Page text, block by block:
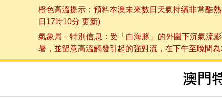
橙色高溫提示：預料本澳未來數日天氣持續非常酷
日17時10分 更新)
氣象局－特別信息：受「白海豚」的外圍下沉氣流
暑，並留意高溫觸發引起的強對流，在下午至晚間